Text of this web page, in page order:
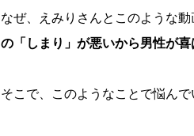
なぜ、えみりさんとこのような
の「しまり」が悪いから男性が
そこで、このようなことで悩ん